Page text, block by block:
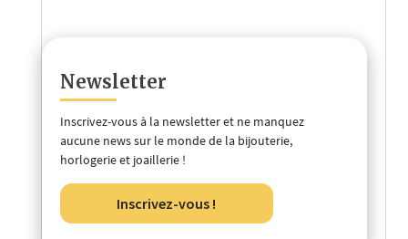
Newsletter
Inscrivez-vous à la newsletter et ne manquez
aucune news sur le monde de la bijouterie,
horlogerie et joaillerie !
Inscrivez-vous !